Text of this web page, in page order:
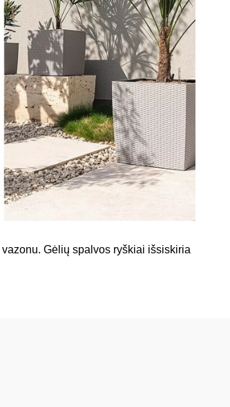
vazonu. Gėlių spalvos ryškiai išsiskiria